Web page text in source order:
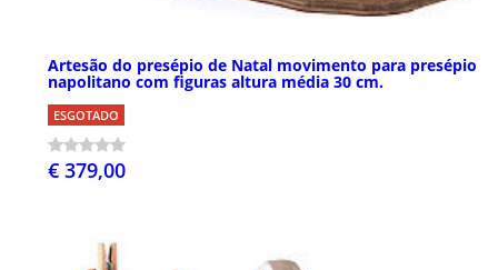
Artesão do presépio de Natal movimento para presépio
napolitano com figuras altura média 30 cm.
ESGOTADO
€ 379,00